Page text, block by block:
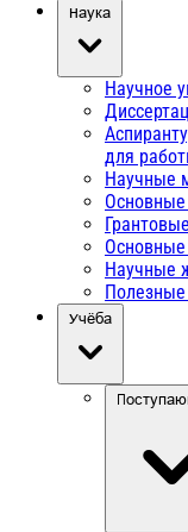
Наука
Научное
для
Научные
Основные
Основные
Научные
Учёба